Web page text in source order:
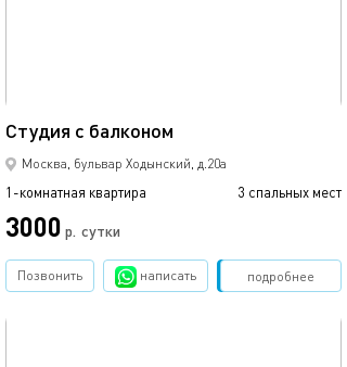
Студия с балконом
Москва, бульвар Ходынский, д.20а
1-комнатная квартира 3 спальных мест
3000 р. сутки
подробнее
Позвонить написать Забронировать